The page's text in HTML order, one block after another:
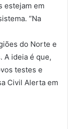
estejam em
“Na
do Norte e
A ideia é que,
testes e
Civil Alerta em